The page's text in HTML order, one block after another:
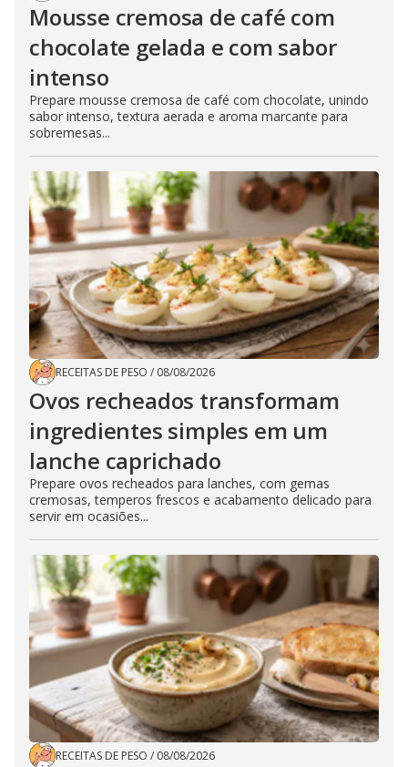
Mousse cremosa de café com
chocolate gelada e com sabor
intenso
Prepare mousse cremosa de café com chocolate, unindo
sabor intenso, textura aerada e aroma marcante para
sobremesas...
RECEITAS DE PESO / 08/08/2026
Ovos recheados transformam
ingredientes simples em um
lanche caprichado
Prepare ovos recheados para lanches, com gemas
cremosas, temperos frescos e acabamento delicado para
servir em ocasiões...
RECEITAS DE PESO / 08/08/2026